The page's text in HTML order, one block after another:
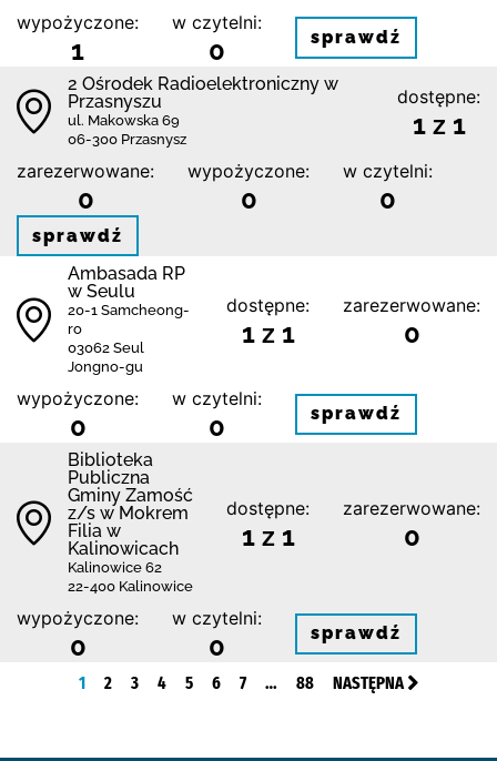
wypożyczone:
1
w czytelni:
0 sprawdź
2 Ośrodek Radioelektroniczny w
Przasnyszu
ul. Makowska 69
06-300 Przasnysz
dostępne:
1 z 1
zarezerwowane:
0
wypożyczone:
0
w czytelni:
0
sprawdź
Ambasada RP
w Seulu
20-1 Samcheong-
ro
03062 Seul
Jongno-gu
dostępne:
1 z 1
zarezerwowane:
0
wypożyczone:
0
w czytelni:
0 sprawdź
Biblio­teka
Publiczna
Gminy Zamość
z/s w Mokrem
Filia w
Kalinowicach
Kalinowice 62
22-400 Kalinowice
dostępne:
1 z 1
zarezerwowane:
0
wypożyczone:
0
w czytelni:
0 sprawdź
1 2 3 4 5 6 7 … 88 NASTĘPNA